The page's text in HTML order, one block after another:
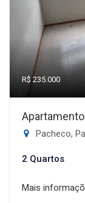
R$ 235.000
Pacheco,
2 Quartos
Mais